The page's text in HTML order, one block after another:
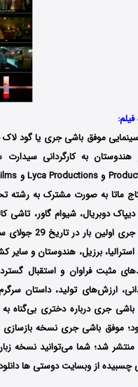
فیلم:
موفق باشی جری یا گود
ماتا به صورت مشترک به رشته
دیپاک دوبریال، شیوام گاور،
استرالیا، برزیل، هندوستان و
مثبت فراوان و استقبال
ارزش‌های تولید، داستان
جری درباره دختری بی‌گناه
چسبیده از وبسایت دوستی ها